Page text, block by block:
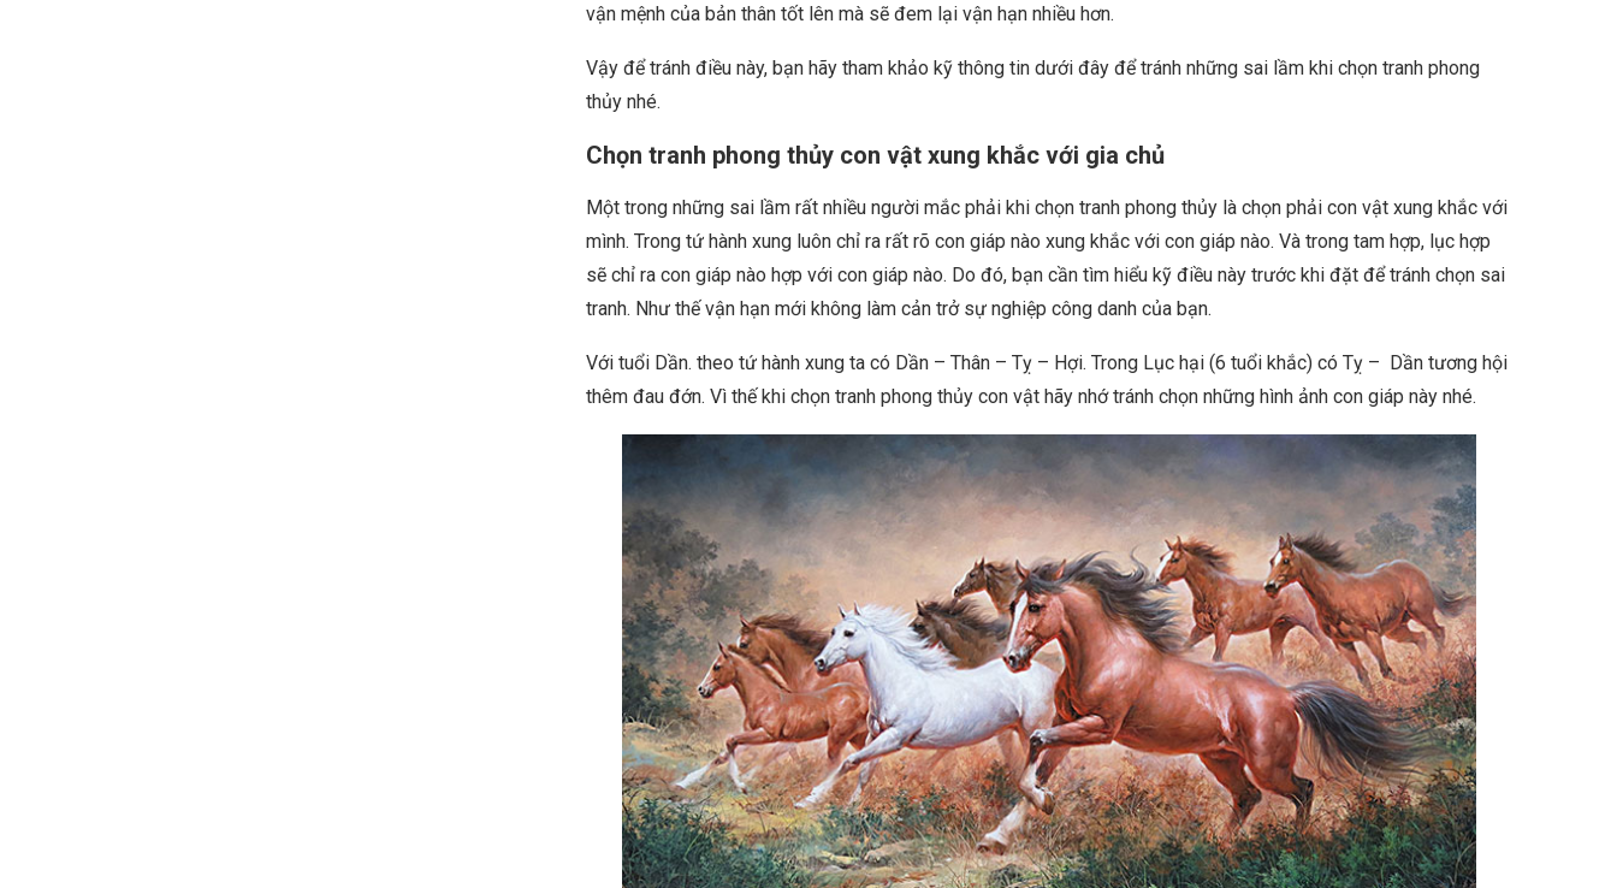
vận mệnh của bản thân tốt lên mà sẽ đem lại vận hạn nhiều hơn.
Vậy để tránh điều này, bạn hãy tham khảo kỹ thông tin dưới đây để tránh những sai lầm khi chọn tranh phong
thủy nhé.
Chọn tranh phong thủy con vật xung khắc với gia chủ
Một trong những sai lầm rất nhiều người mắc phải khi chọn tranh phong thủy là chọn phải con vật xung khắc với
mình. Trong tứ hành xung luôn chỉ ra rất rõ con giáp nào xung khắc với con giáp nào. Và trong tam hợp, lục hợp
sẽ chỉ ra con giáp nào hợp với con giáp nào. Do đó, bạn cần tìm hiểu kỹ điều này trước khi đặt để tránh chọn sai
tranh. Như thế vận hạn mới không làm cản trở sự nghiệp công danh của bạn.
Với tuổi Dần. theo tứ hành xung ta có Dần – Thân – Tỵ – Hợi. Trong Lục hại (6 tuổi khắc) có Tỵ – Dần tương hội
thêm đau đớn. Vì thế khi chọn tranh phong thủy con vật hãy nhớ tránh chọn những hình ảnh con giáp này nhé.